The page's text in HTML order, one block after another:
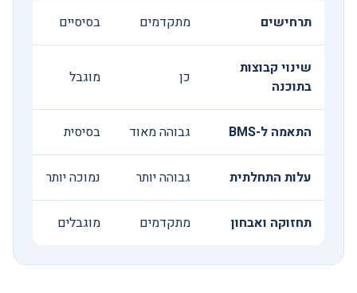
תרחישים מתקדמים בסיסיים
שינוי קבוצות
בתוכנה
כן מוגבל
התאמה ל-BMS גבוהה מאוד בסיסית
עלות התחלתית גבוהה יותר נמוכה יותר
תחזוקה ואבחון מתקדמים מוגבלים